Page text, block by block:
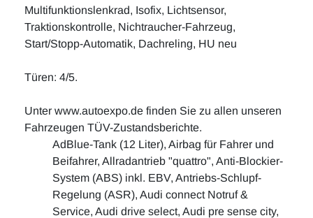
Multifunktionslenkrad, Isofix, Lichtsensor,
Traktionskontrolle, Nichtraucher-Fahrzeug,
Start/Stopp-Automatik, Dachreling, HU neu
Türen: 4/5.
Unter www.autoexpo.de finden Sie zu allen unseren
Fahrzeugen TÜV-Zustandsberichte.
AdBlue-Tank (12 Liter), Airbag für Fahrer und
Beifahrer, Allradantrieb "quattro", Anti-Blockier-
System (ABS) inkl. EBV, Antriebs-Schlupf-
Regelung (ASR), Audi connect Notruf &
Service, Audi drive select, Audi pre sense city,